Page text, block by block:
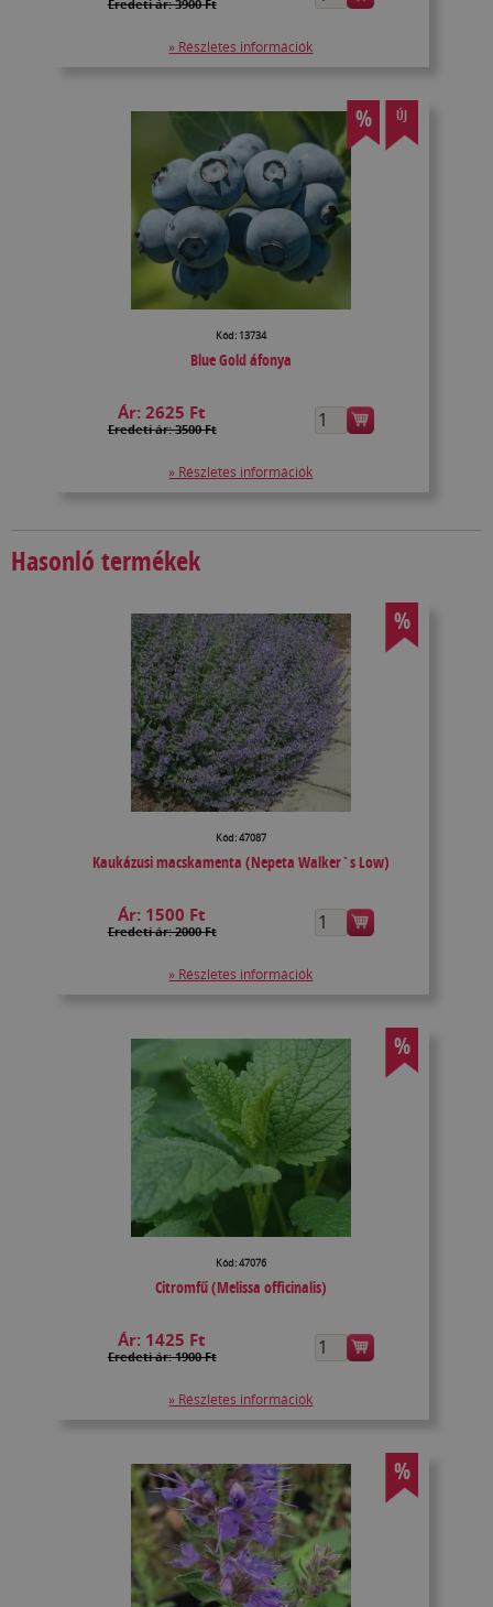
Eredeti ár: 3900 Ft
» Részletes információk
% ÚJ
Kód: 13734
Blue Gold áfonya
Ár:2625 Ft
Eredeti ár: 3500 Ft
» Részletes információk
Hasonló termékek
%
Kód: 47087
Kaukázusi macskamenta (Nepeta Walker`s Low)
Ár: 1500 Ft
Eredeti ár: 2000 Ft
» Részletes információk
%
Kód: 47076
Citromfű (Melissa officinalis)
Ár: 1425 Ft
Eredeti ár: 1900 Ft
» Részletes információk
%